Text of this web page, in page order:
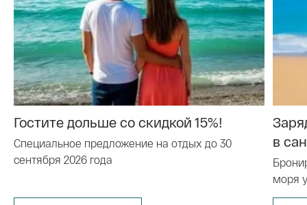
Гостите дольше со скидкой 15%!
Специальное предложение на отдых до 30
сентября 2026 года
в
моря